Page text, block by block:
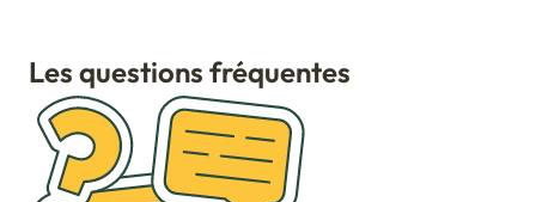
Les questions fréquentes